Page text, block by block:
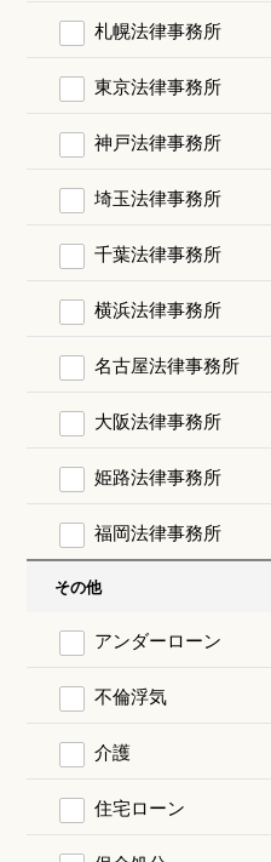
札幌法律事務所
東京法律事務所
神戸法律事務所
埼玉法律事務所
千葉法律事務所
横浜法律事務所
名古屋法律事務所
大阪法律事務所
姫路法律事務所
福岡法律事務所
その他
アンダーローン
不倫浮気
介護
住宅ローン